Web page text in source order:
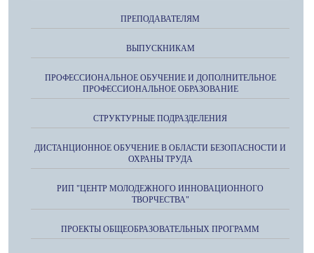
ПРЕПОДАВАТЕЛЯМ
ВЫПУСКНИКАМ
ПРОФЕССИОНАЛЬНОЕ ОБУЧЕНИЕ И ДОПОЛНИТЕЛЬНОЕ
ПРОФЕССИОНАЛЬНОЕ ОБРАЗОВАНИЕ
СТРУКТУРНЫЕ ПОДРАЗДЕЛЕНИЯ
ДИСТАНЦИОННОЕ ОБУЧЕНИЕ В ОБЛАСТИ БЕЗОПАСНОСТИ И
ОХРАНЫ ТРУДА
РИП "ЦЕНТР МОЛОДЕЖНОГО ИННОВАЦИОННОГО
ТВОРЧЕСТВА"
ПРОЕКТЫ ОБЩЕОБРАЗОВАТЕЛЬНЫХ ПРОГРАММ